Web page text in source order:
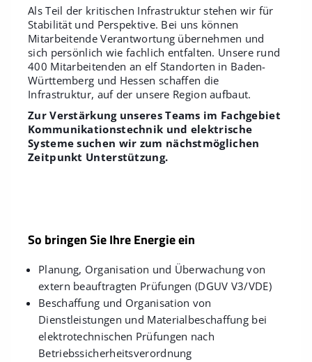
Als Teil der kritischen Infrastruktur stehen wir für
Stabilität und Perspektive. Bei uns können
Mitarbeitende Verantwortung übernehmen und
sich persönlich wie fachlich entfalten. Unsere rund
400 Mitarbeitenden an elf Standorten in Baden-
Württemberg und Hessen schaffen die
Infrastruktur, auf der unsere Region aufbaut.
Zur Verstärkung unseres Teams im Fachgebiet
Kommunikationstechnik und elektrische
Systeme suchen wir zum nächstmöglichen
Zeitpunkt Unterstützung.
So bringen Sie Ihre Energie ein
Planung, Organisation und Überwachung von
extern beauftragten Prüfungen (DGUV V3/VDE)
Beschaffung und Organisation von
Dienstleistungen und Materialbeschaffung bei
elektrotechnischen Prüfungen nach
Betriebssicherheitsverordnung